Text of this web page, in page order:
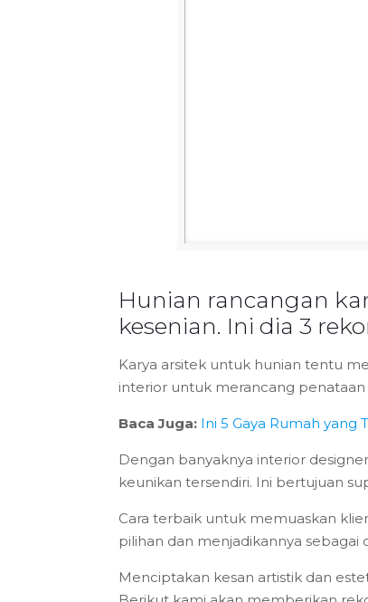
Hunian rancangan
kesenian. Ini dia 3
Karya arsitek untuk hunian tentu
interior untuk merancang penataan
Baca Juga: Ini 5 Gaya Rumah yang
Dengan banyaknya interior
keunikan tersendiri. Ini bertujuan
Cara terbaik untuk memuaskan
pilihan dan menjadikannya
Menciptakan kesan artistik dan